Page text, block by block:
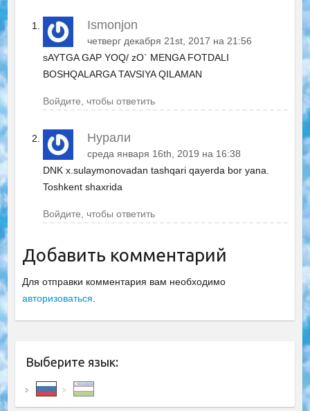
Ismonjon
четверг декабря 21st, 2017 на 21:56
sAYTGA GAP YOQ/ zO` MENGA FOTDALI
BOSHQALARGA TAVSIYA QILAMAN
Войдите, чтобы ответить
Нурали
среда января 16th, 2019 на 16:38
DNK x.sulaymonovadan tashqari qayerda bor yana.
Toshkent shaxrida
Войдите, чтобы ответить
Добавить комментарий
Для отправки комментария вам необходимо
авторизоваться.
Выберите язык: